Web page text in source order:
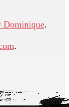
Dominique.
.